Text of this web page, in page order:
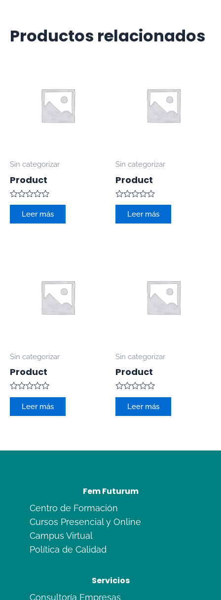
Productos relacionados
Sin categorizar
Product
Valorado
Leer más
Sin categorizar
Product
Valorado
Leer más
Sin categorizar
Product
Valorado
Leer más
Sin categorizar
Product
Valorado
Leer más
Fem Futurum
Centro de Formación
Cursos Presencial y Online
Campus Virtual
Política de Calidad
Servicios
Consultoría Empresas